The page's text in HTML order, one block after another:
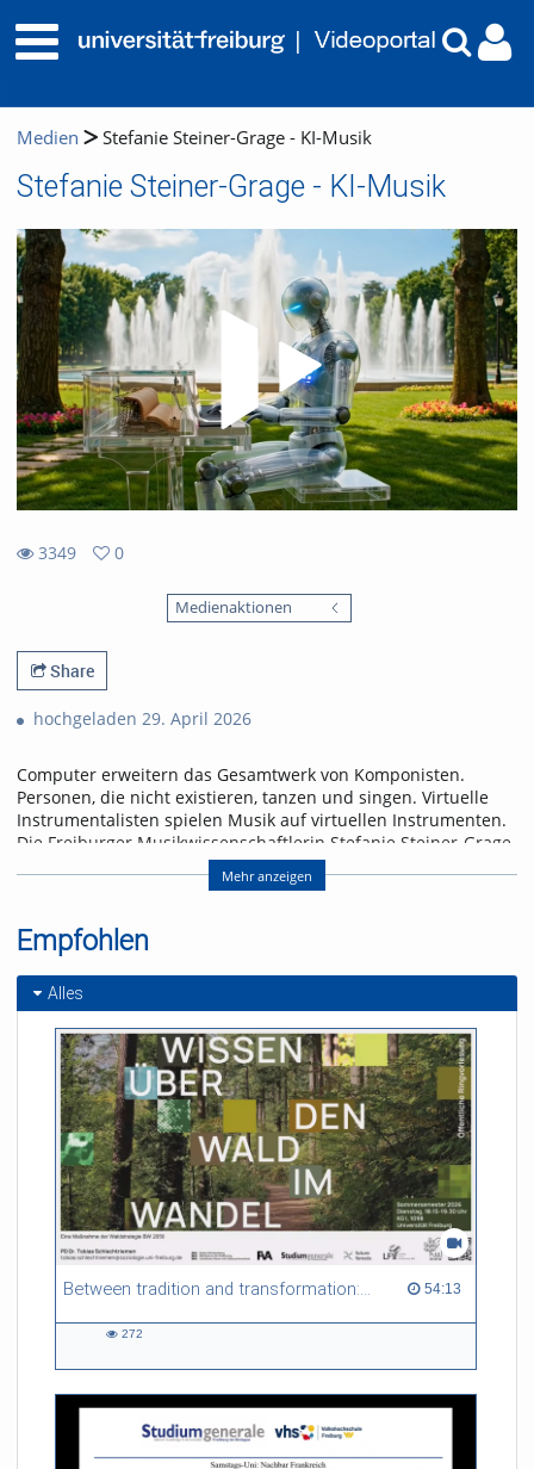
Medien Stefanie Steiner-Grage - KI-Musik
Stefanie Steiner-Grage - KI-Musik
3349
0
Medienaktionen
Share
hochgeladen 29. April 2026
Computer erweitern das Gesamtwerk von Komponisten.
Personen, die nicht existieren, tanzen und singen. Virtuelle
Instrumentalisten spielen Musik auf virtuellen Instrumenten.
Die Freiburger Musikwissenschaftlerin Stefanie Steiner-Grage
beurteilt den Vormarsch künstlicher Klänge eher skeptisch.
Prof. Dr. Stefanie Steiner-
Grage
Mehr anzeigen
Empfohlen
Alles
Between tradition and transformation: how owners, advisers and institutions co-create knowledge for resilient forests in Europe 54:13
54:13 duration
272